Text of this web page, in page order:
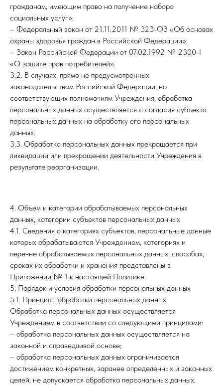
гражданам, имеющим право на получение набора
социальных услуг»;
– Федеральный закон от 21.11.2011 № 323-ФЗ «Об основах
охраны здоровья граждан в Российской Федерации»;
– Закон Российской Федерации от 07.02.1992 № 2300-I
«О защите прав потребителей».
3.2. В случаях, прямо не предусмотренных
законодательством Российской Федерации, но
соответствующих полномочиям Учреждения, обработка
персональных данных осуществляется с согласия субъекта
персональных данных на обработку его персональных
данных.
3.3. Обработка персональных данных прекращается при
ликвидации или прекращении деятельности Учреждения в
результате реорганизации.
4. Объем и категории обрабатываемых персональных
данных, категории субъектов персональных данных
4.1. Сведения о категориях субъектов, персональные данные
которых обрабатываются Учреждением, категориях и
перечне обрабатываемых персональных данных, способах,
сроках их обработки и хранения представлены в
Приложении № 1 к настоящей Политике.
5. Порядок и условия обработки персональных данных
5.1. Принципы обработки персональных данных
Обработка персональных данных осуществляется
Учреждением в соответствии со следующими принципами:
– обработка персональных данных осуществляется на
законной и справедливой основе;
– обработка персональных данных ограничивается
достижением конкретных, заранее определенных и законных
целей; не допускается обработка персональных данных,